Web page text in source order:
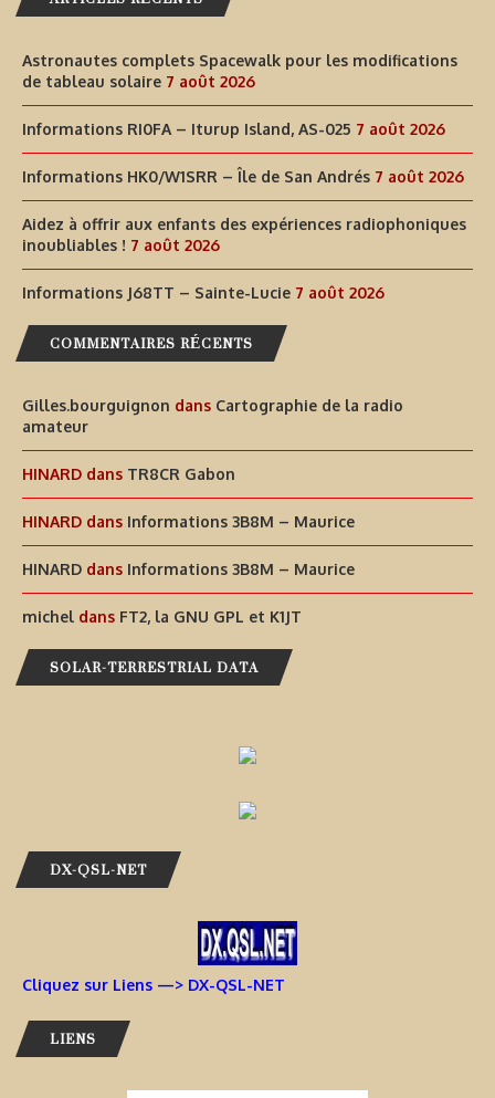
Astronautes complets Spacewalk pour les modifications
de tableau solaire 7 août 2026
Informations RI0FA – Iturup Island, AS-025 7 août 2026
Informations HK0/W1SRR – Île de San Andrés 7 août 2026
Aidez à offrir aux enfants des expériences radiophoniques
inoubliables ! 7 août 2026
Informations J68TT – Sainte-Lucie 7 août 2026
COMMENTAIRES RÉCENTS
Gilles.bourguignon dans Cartographie de la radio
amateur
HINARD dans TR8CR Gabon
HINARD dans Informations 3B8M – Maurice
HINARD dans Informations 3B8M – Maurice
michel dans FT2, la GNU GPL et K1JT
SOLAR-TERRESTRIAL DATA
DX-QSL-NET
Cliquez sur Liens —> DX-QSL-NET
LIENS